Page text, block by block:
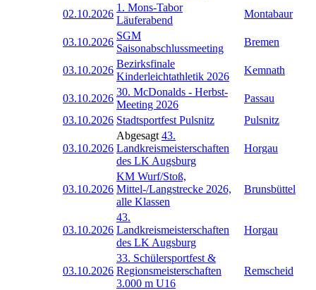
02.10.2026
1. Mons-Tabor
Läuferabend
Montabaur
03.10.2026
SGM
Saisonabschlussmeeting
Bremen
03.10.2026
Bezirksfinale
Kinderleichtathletik 2026
Kemnath
03.10.2026
30. McDonalds - Herbst-
Meeting 2026
Passau
03.10.2026 Stadtsportfest Pulsnitz Pulsnitz
03.10.2026
Abgesagt 43.
Landkreismeisterschaften
des LK Augsburg
Horgau
03.10.2026
KM Wurf/Stoß,
Mittel-/Langstrecke 2026,
alle Klassen
Brunsbüttel
03.10.2026
43.
Landkreismeisterschaften
des LK Augsburg
Horgau
03.10.2026
33. Schülersportfest &
Regionsmeisterschaften
3.000 m U16
Remscheid